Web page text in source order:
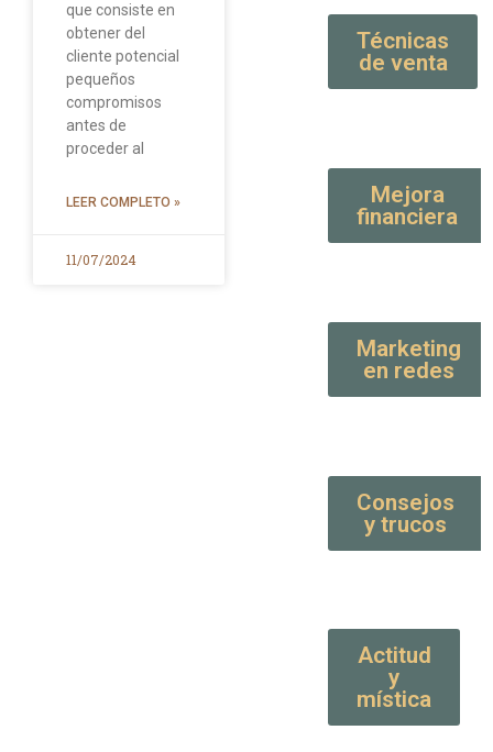
que consiste en
obtener del
cliente potencial
pequeños
compromisos
antes de
proceder al
LEER COMPLETO »
11/07/2024
Técnicas
de venta
Mejora
financiera
Marketing
en redes
Consejos
y trucos
Actitud
y
mística